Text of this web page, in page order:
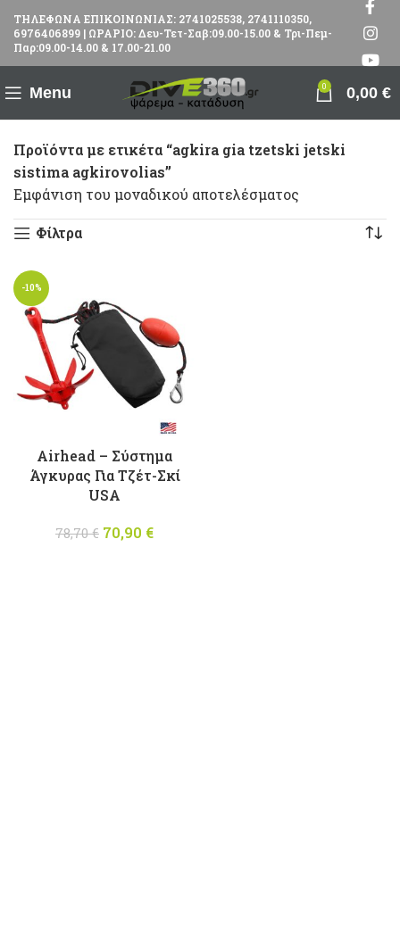
ΤΗΛΕΦΩΝΑ ΕΠΙΚΟΙΝΩΝΙΑΣ: 2741025538, 2741110350,
6976406899 | ΩΡΑΡΙΟ: Δευ-Τετ-Σαβ:09.00-15.00 & Τρι-Πεμ-
Παρ:09.00-14.00 & 17.00-21.00
Menu 0 0,00 €
Προϊόντα με ετικέτα “agkira gia tzetski jetski
sistima agkirovolias”
Εμφάνιση του μοναδικού αποτελέσματος
Φίλτρα
-10%
Airhead – Σύστημα
Άγκυρας Για Tζέτ-Σκί
USA
78,70€
Original
70,90 €